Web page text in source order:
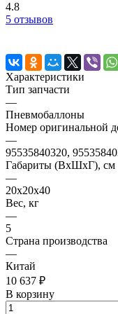
4.8
5 отзывов
Характеристики
Тип запчасти
—
Пневмобаллоны
Номер оригинальной
—
95535840320,
Габариты (ВхШхГ), см
—
20x20x40
Вес, кг
—
5
Страна производства
—
Китай
10 637 ₽
В корзину